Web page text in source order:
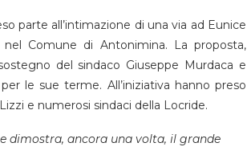
parte all’intimazione di una via ad Eunice
nel Comune di Antonimina. La proposta,
del sindaco Giuseppe Murdaca e
le sue terme. All’iniziativa hanno preso
e numerosi sindaci della Locride.
dimostra, ancora una volta, il grande